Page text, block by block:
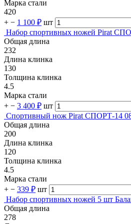
Марка стали
420
+ − 1 100 ₽ шт
Набор спортивных ножей Pirat
Общая длина
232
Длина клинка
130
Толщина клинка
4.5
Марка стали
+ − 3 400 ₽ шт
Спортивный нож Pirat СПОРТ-14
Общая длина
200
Длина клинка
120
Толщина клинка
4.5
Марка стали
+ − 339 ₽ шт
Набор спортивных ножей 5 шт
Общая длина
278